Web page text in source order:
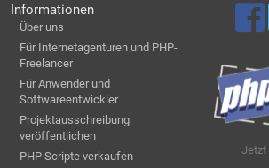
Informationen
Über uns
Für Internetagenturen und PHP-
Freelancer
Für Anwender und
Softwareentwickler
Projektausschreibung
veröffentlichen
PHP Scripte verkaufen
Jetzt